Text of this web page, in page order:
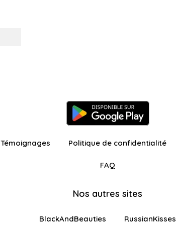
Témoignages Politique de confidentialité
FAQ
Nos autres sites
BlackAndBeauties RussianKisses